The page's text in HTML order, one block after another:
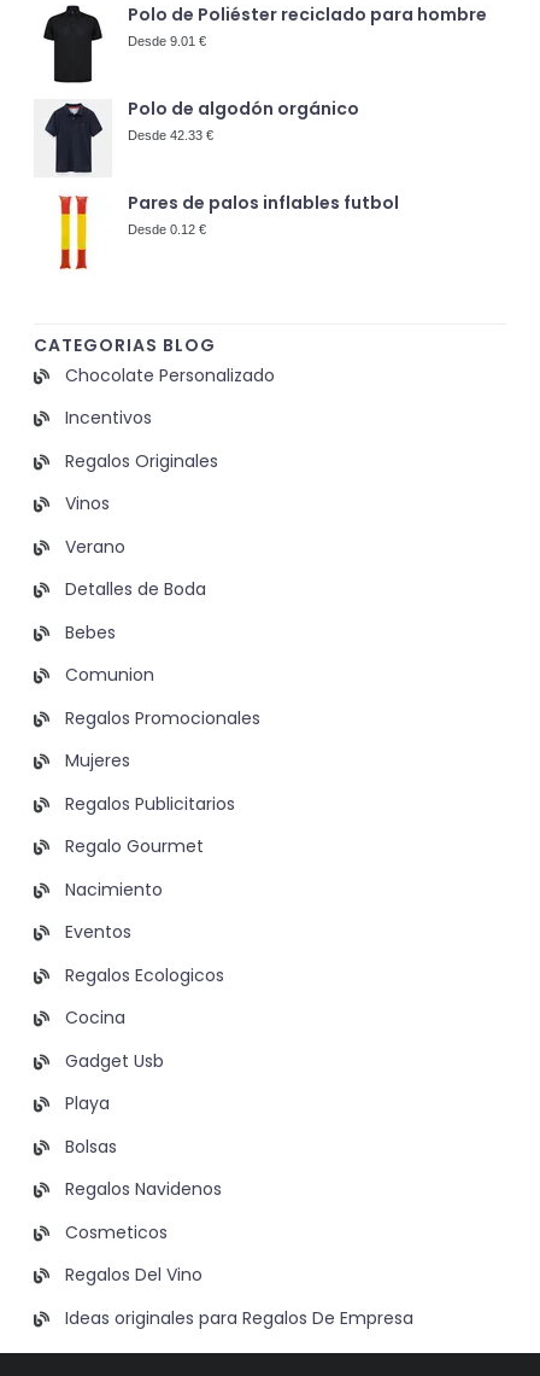
Polo de Poliéster reciclado para hombre
Desde 9.01 €
Polo de algodón orgánico
Desde 42.33 €
Pares de palos inflables futbol
Desde 0.12 €
CATEGORIAS BLOG
Chocolate Personalizado
Incentivos
Regalos Originales
Vinos
Verano
Detalles de Boda
Bebes
Comunion
Regalos Promocionales
Mujeres
Regalos Publicitarios
Regalo Gourmet
Nacimiento
Eventos
Regalos Ecologicos
Cocina
Gadget Usb
Playa
Bolsas
Regalos Navidenos
Cosmeticos
Regalos Del Vino
Ideas originales para Regalos De Empresa
Ideas de Regalos Para Hombres